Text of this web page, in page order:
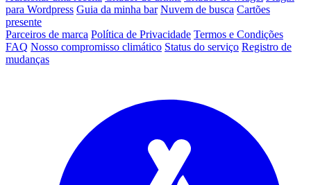
para Wordpress Guia da minha bar Nuvem de busca Cartões
presente
Parceiros de marca Política de Privacidade Termos e Condições
FAQ Nosso compromisso climático Status do serviço Registro de
mudanças